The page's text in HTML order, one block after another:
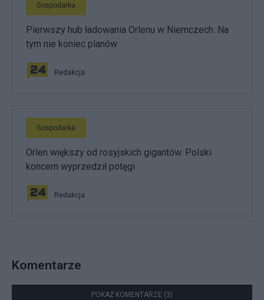
Gospodarka
Pierwszy hub ładowania Orlenu w Niemczech. Na
tym nie koniec planów
Redakcja
Gospodarka
Orlen większy od rosyjskich gigantów. Polski
koncern wyprzedził potęgi
Redakcja
Komentarze
POKAŻ KOMENTARZE (3)